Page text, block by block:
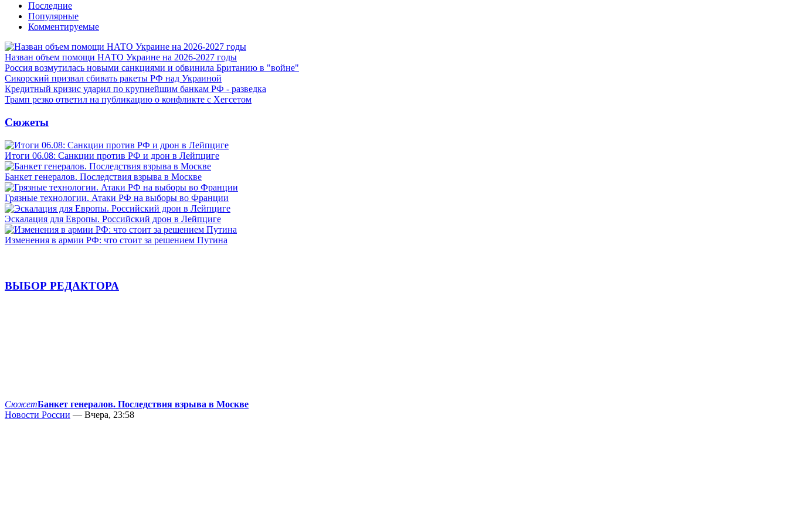
Последние
Популярные
Комментируемые
Назван объем помощи НАТО Украине на 2026-2027 годы
Россия возмутилась новыми санкциями и обвинила Британию в "войне"
Сикорский призвал сбивать ракеты РФ над Украиной
Кредитный кризис ударил по крупнейшим банкам РФ - разведка
Трамп резко ответил на публикацию о конфликте с Хегсетом
Сюжеты
Итоги 06.08: Санкции против РФ и дрон в Лейпциге
Банкет генералов. Последствия взрыва в Москве
Грязные технологии. Атаки РФ на выборы во Франции
Эскалация для Европы. Российский дрон в Лейпциге
Изменения в армии РФ: что стоит за решением Путина
ВЫБОР РЕДАКТОРА
СюжетБанкет генералов. Последствия взрыва в Москве
Новости России — Вчера, 23:58